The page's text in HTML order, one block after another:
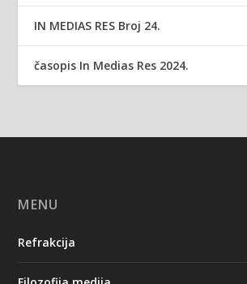
IN MEDIAS RES Broj 24.
časopis In Medias Res 2024.
MENU
Refrakcija